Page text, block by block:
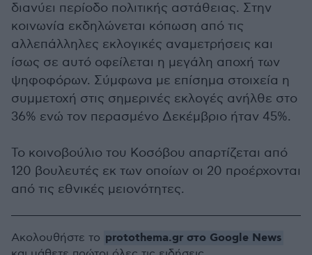
διανύει περίοδο πολιτικής αστάθειας. Στην
κοινωνία εκδηλώνεται κόπωση από τις
αλλεπάλληλες εκλογικές αναμετρήσεις και
ίσως σε αυτό οφείλεται η μεγάλη αποχή των
ψηφοφόρων. Σύμφωνα με επίσημα στοιχεία η
συμμετοχή στις σημερινές εκλογές ανήλθε στο
36% ενώ τον περασμένο Δεκέμβριο ήταν 45%.
Το κοινοβούλιο του Κοσόβου απαρτίζεται από
120 βουλευτές εκ των οποίων οι 20 προέρχονται
από τις εθνικές μειονότητες.
Ακολουθήστε το protothema.gr στο Google News